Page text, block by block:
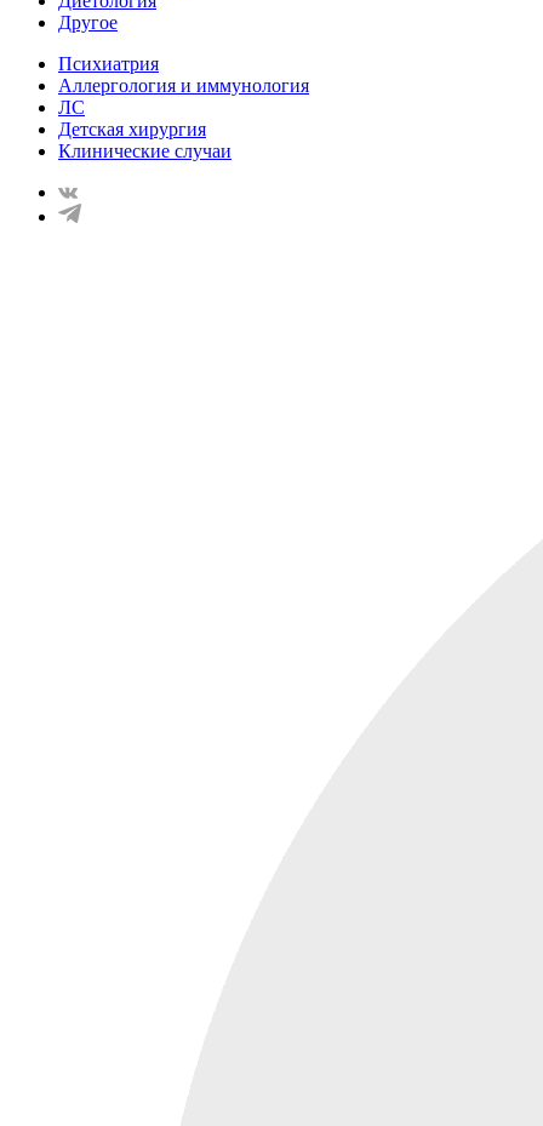
Другое
Психиатрия
Аллергология и иммунология
ЛС
Детская хирургия
Клинические случаи